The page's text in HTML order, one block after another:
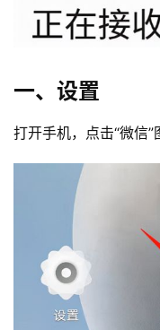
一、设置
打开手机，点击“微信”